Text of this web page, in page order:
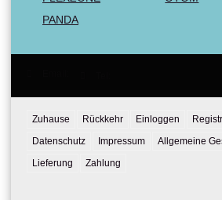
PANDA
Zuhause Rückkehr Einloggen
Datenschutz
Impressum
Allgemeine
Lieferung
Zahlung